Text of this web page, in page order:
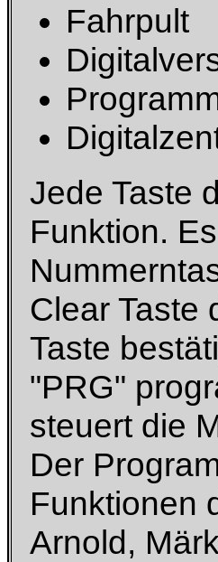
Fahrpult
Jede Taste
Funktion.
Clear Taste
Taste
"PRG"
steuert die
Der
Funktionen
Arnold,